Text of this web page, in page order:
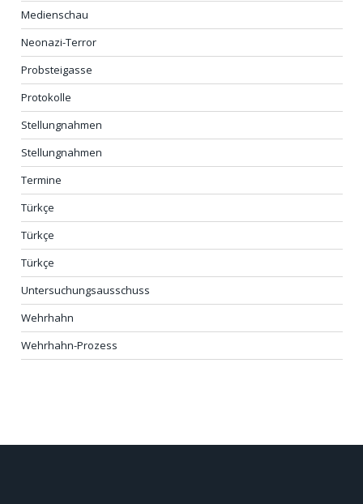
Medienschau
Neonazi-Terror
Probsteigasse
Protokolle
Stellungnahmen
Stellungnahmen
Termine
Türkçe
Türkçe
Türkçe
Untersuchungsausschuss
Wehrhahn
Wehrhahn-Prozess